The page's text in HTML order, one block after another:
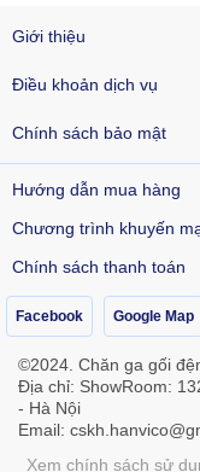
Giới thiệu
Điều khoản dịch vụ
Chính sách bảo mật
Hướng dẫn mua hàng
Chương trình khuyến
Chính sách thanh toán
Facebook Google Map
©2024. Chăn ga gối
Địa chỉ: ShowRoom:
- Hà Nội
Email:
Xem chính sách sử